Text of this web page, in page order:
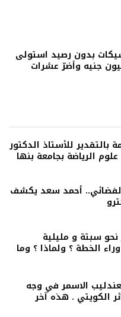
بدون رصيد استولى
من 150 مليون جنيه وأضرّ عشرات
بالتقدير للأستاذ الدكتور
الرياضة بجامعة بنها
الفضائي.. أحمد سعد يكشف
سبتة و مليلية
الخطة ؟ ولماذا ؟ وما
الاسمر في وجه
الكويتي . هذه آخر